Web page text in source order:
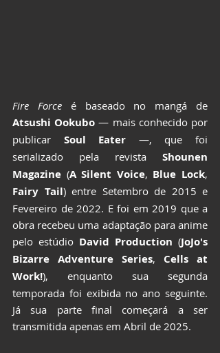
Fire Force
Atsushi Ookubo — mais conhecido por
publicar Soul Eater —, que foi
serializado pela revista Shounen
Magazine (A Silent Voice, Blue Lock
Fairy Tail) entre Setembro de 2015 e
Fevereiro de 2022. E foi em 2019 que a
obra recebeu uma adaptação para anime
pelo estúdio David Production (JoJo's
Bizarre Adventure Series, Cells at
Work!), enquanto sua segunda
temporada foi exibida no ano seguinte.
Já sua parte final começará a ser
transmitida apenas em Abril de 2025.